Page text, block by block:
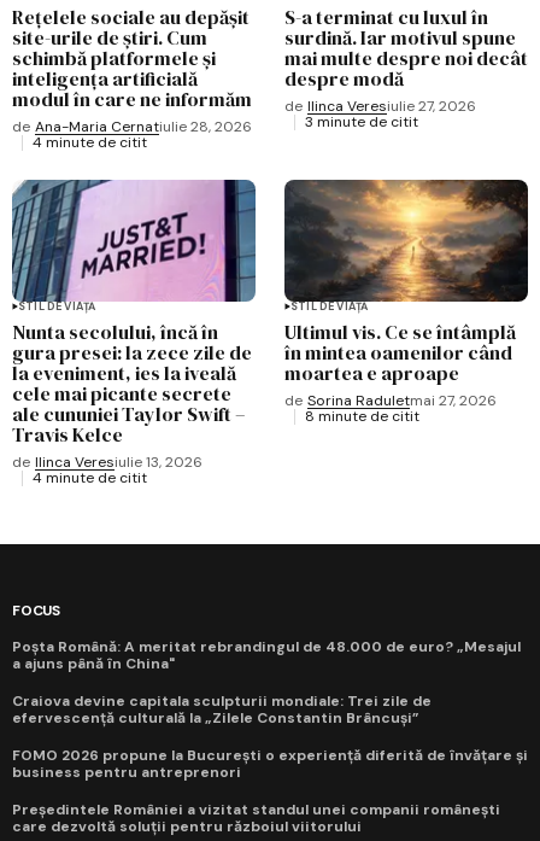
Rețelele sociale au depășit
site-urile de știri. Cum
schimbă platformele și
inteligența artificială
modul în care ne informăm
de Ana-Maria Cernatiulie 28, 2026
4 minute de citit
S-a terminat cu luxul în
surdină. Iar motivul spune
mai multe despre noi decât
despre modă
de Ilinca Veresiulie 27, 2026
3 minute de citit
STIL DE VIAȚĂ
Nunta secolului, încă în
gura presei: la zece zile de
la eveniment, ies la iveală
cele mai picante secrete
ale cununiei Taylor Swift –
Travis Kelce
de Ilinca Veresiulie 13, 2026
4 minute de citit
STIL DE VIAȚĂ
Ultimul vis. Ce se întâmplă
în mintea oamenilor când
moartea e aproape
de Sorina Raduletmai 27, 2026
8 minute de citit
FOCUS
Poșta Română: A meritat rebrandingul de 48.000 de euro? „Mesajul
a ajuns până în China"
Craiova devine capitala sculpturii mondiale: Trei zile de
efervescență culturală la „Zilele Constantin Brâncuși”
FOMO 2026 propune la București o experiență diferită de învățare și
business pentru antreprenori
Președintele României a vizitat standul unei companii românești
care dezvoltă soluții pentru războiul viitorului